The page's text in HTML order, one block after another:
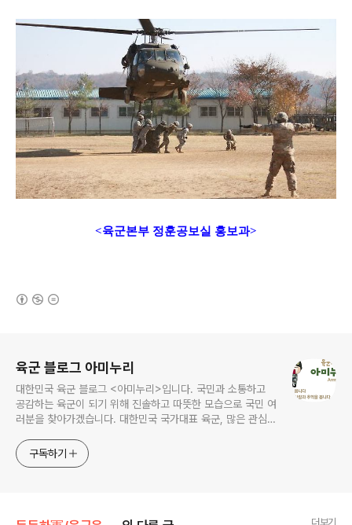
<육군본부 정훈공보실 홍보과>
육군 블로그 아미누리
대한민국 육군 블로그 <아미누리>입니다. 국민과 소통하고
공감하는 육군이 되기 위해 진솔하고 따뜻한 모습으로 국민 여
러분을 찾아가겠습니다. 대한민국 국가대표 육군, 많은 관심과
구독하기
더보기